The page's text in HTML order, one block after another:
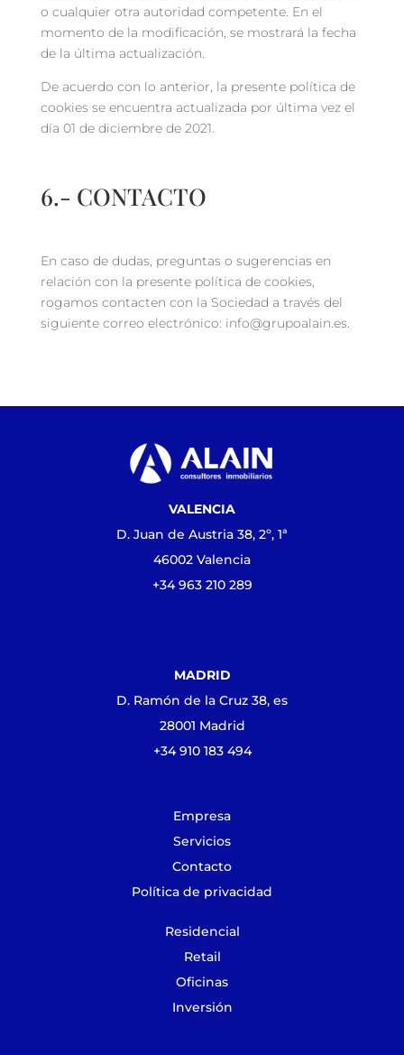
o cualquier otra autoridad competente. En el
momento de la modificación, se mostrará la fecha
de la última actualización.
De acuerdo con lo anterior, la presente política de
cookies se encuentra actualizada por última vez el
día 01 de diciembre de 2021.
6.- CONTACTO
En caso de dudas, preguntas o sugerencias en
relación con la presente política de cookies,
rogamos contacten con la Sociedad a través del
siguiente correo electrónico: info@grupoalain.es.
VALENCIA
D. Juan de Austria 38, 2º, 1ª
46002 Valencia
+34 963 210 289
MADRID
D. Ramón de la Cruz 38, es
28001 Madrid
+34 910 183 494
Empresa
Servicios
Contacto
Política de privacidad
Residencial
Retail
Oficinas
Inversión